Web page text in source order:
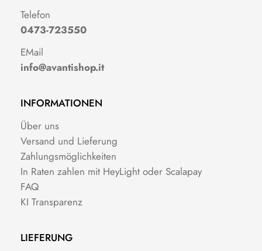
Telefon
0473-723550
EMail
info@avantishop.it
INFORMATIONEN
Über uns
Versand und Lieferung
Zahlungsmöglichkeiten
In Raten zahlen mit HeyLight oder Scalapay
FAQ
KI Transparenz
LIEFERUNG